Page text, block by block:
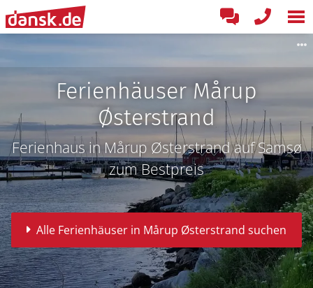
Ferienhäuser Mårup
Østerstrand
Ferienhaus in Mårup Østerstrand auf Samsø
zum Bestpreis
Alle Ferienhäuser in Mårup Østerstrand suchen